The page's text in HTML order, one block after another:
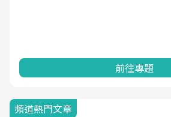
前往專題
頻道熱門文章